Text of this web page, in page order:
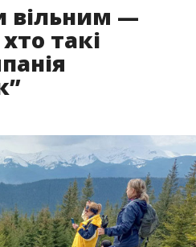
вільним —
такі